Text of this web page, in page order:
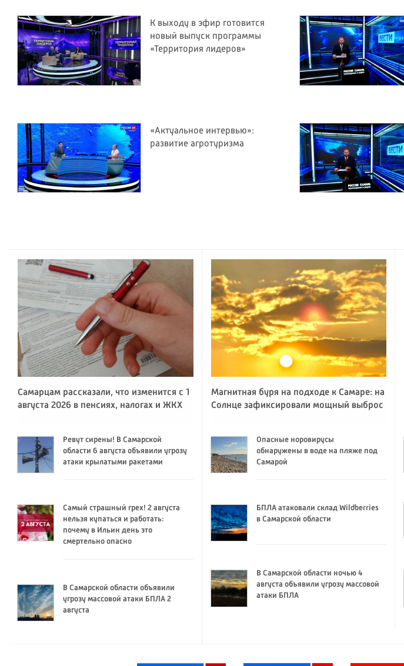
К выходу в эфир готовится
новый выпуск программы
«Территория лидеров»
«Актуальное интервью»:
развитие агротуризма
Самарцам рассказали, что изменится с 1
августа 2026 в пенсиях, налогах и ЖКХ
Ревут сирены! В Самарской
области 6 августа объявили угрозу
атаки крылатыми ракетами
Самый страшный грех! 2 августа
нельзя купаться и работать:
почему в Ильин день это
смертельно опасно
В Самарской области объявили
угрозу массовой атаки БПЛА 2
августа
Магнитная буря на подходе к Самаре: на
Солнце зафиксировали мощный выброс
Опасные норовирусы
обнаружены в воде на пляже под
Самарой
БПЛА атаковали склад Wildberries
в Самарской области
В Самарской области ночью 4
августа объявили угрозу массовой
атаки БПЛА